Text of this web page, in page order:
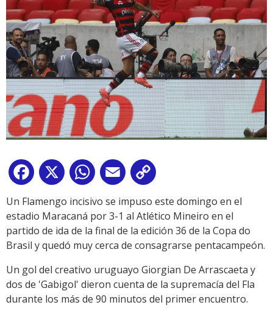
Facebook
X WhatsApp
Email
Link
Un Flamengo incisivo se impuso este domingo en el
estadio Maracaná por 3-1 al Atlético Mineiro en el
partido de ida de la final de la edición 36 de la Copa do
Brasil y quedó muy cerca de consagrarse pentacampeón.
Un gol del creativo uruguayo Giorgian De Arrascaeta y
dos de 'Gabigol' dieron cuenta de la supremacía del Fla
durante los más de 90 minutos del primer encuentro.